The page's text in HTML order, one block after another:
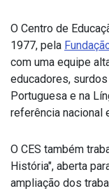
O Centro de
1977, pela
com uma equipe
educadores,
Portuguesa e na
referência nacional
O CES também
História", aberta
ampliação dos